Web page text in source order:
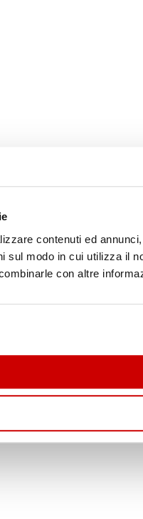
contenuti ed
sul modo in cui utilizza il
con altre